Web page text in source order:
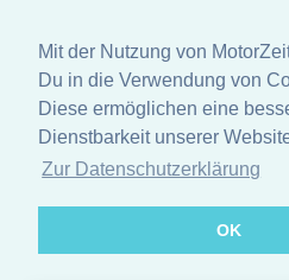
Mit der Nutzung von
Du in die Verwendung von
Diese ermöglichen eine
Dienstbarkeit unserer
Zur Datenschutzerklärung
OK